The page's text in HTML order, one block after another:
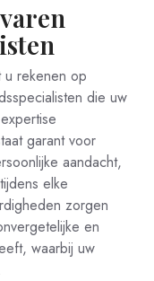
u rekenen op
die uw
garant voor
aandacht,
elke
zorgen
en
waarbij uw